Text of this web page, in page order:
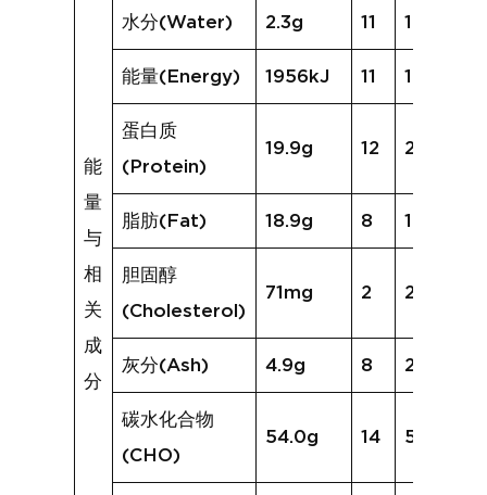
能
量
与
相
关
成
分
水分(Water) 2.3g 11 1.7g
能量(Energy) 1956kJ 11 1944kJ
蛋白质
(Protein)
19.9g 12 20.9g
脂肪(Fat) 18.9g 8 16.1g
胆固醇
(Cholesterol)
71mg 2 20mg
灰分(Ash) 4.9g 8 2.8g
碳水化合物
(CHO)
54.0g 14 58.5g